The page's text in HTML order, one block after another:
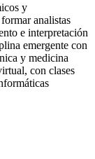
y
analistas
e interpretación
emergente con
y medicina
con clases